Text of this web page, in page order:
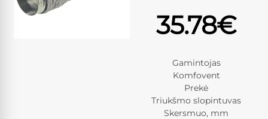
35.78€
Gamintojas
Komfovent
Prekė
Triukšmo slopintuvas
Skersmuo, mm